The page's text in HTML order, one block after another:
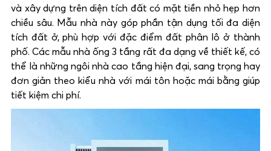
và xây dựng trên diện tích đất có mặt tiền nhỏ hẹp hơn
chiều sâu. Mẫu nhà này góp phần tận dụng tối đa diện
tích đất ở, phù hợp với đặc điểm đất phân lô ở thành
phố. Các mẫu nhà ống 3 tầng rất đa dạng về thiết kế, có
thể là những ngôi nhà cao tầng hiện đại, sang trọng hay
đơn giản theo kiểu nhà với mái tôn hoặc mái bằng giúp
tiết kiệm chi phí.